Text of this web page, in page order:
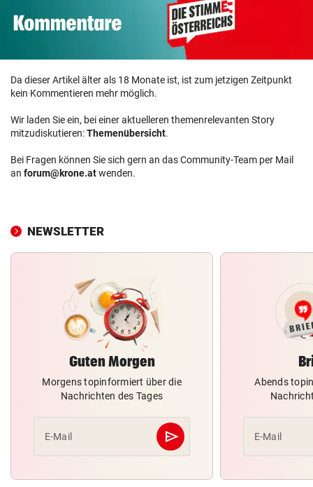
Da dieser Artikel älter als 18 Monate ist, ist zum jetzigen Zeitpunkt
kein Kommentieren mehr möglich.
Wir laden Sie ein, bei einer aktuelleren themenrelevanten Story
mitzudiskutieren:Themenübersicht.
Bei Fragen können Sie sich gern an das Community-Team per Mail
an forum@krone.atwenden.
NEWSLETTER
Guten Morgen
Morgens topinformiert über die
Nachrichten des Tages
E-Mail send
Abschicken
Abends
E-Mail